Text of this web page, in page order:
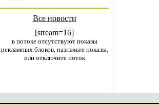
Все новости
[stream=16]
в потоке отсутствуют показы
рекламных блоков, назначьте показы,
или отключите поток